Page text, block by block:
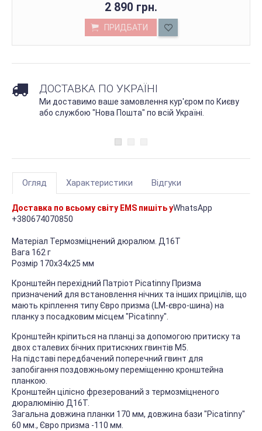
2 890 грн.
ПРИДБАТИ
ДОСТАВКА ПО УКРАЇНІ
Ми доставимо ваше замовлення кур'єром по Києву
або службою "Нова Пошта" по всій Україні.
Огляд Характеристики Відгуки
Доставка по всьому світу EMS пишіть уWhatsApp
+380674070850
Матеріал Термозміцнений дюралюм. Д16Т
Вага 162 г
Розмір 170х34х25 мм
Кронштейн перехідний Патріот Picatinny Призма
призначений для встановлення нічних та інших прицілів, що
мають кріплення типу Євро призма (LM-євро-шина) на
планку з посадковим місцем "Picatinny".
Кронштейн кріпиться на планці за допомогою притиску та
двох сталевих бічних притискних гвинтів М5.
На підставі передбачений поперечний гвинт для
запобігання поздовжньому переміщенню кронштейна
планкою.
Кронштейн цілісно фрезерований з термозміцненого
дюралюмінію Д16Т.
Загальна довжина планки 170 мм, довжина бази "Picatinny"
60 мм., Євро призма -110 мм.